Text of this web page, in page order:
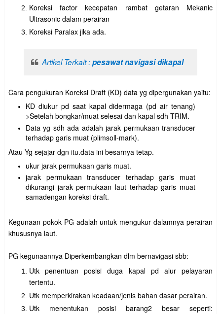
Koreksi factor kecepatan rambat getaran Mekanic
Ultrasonic dalam perairan
Koreksi Paralax jika ada.
Artikel Terkait :pesawat navigasi dikapal
Cara pengukuran Koreksi Draft (KD) data yg dipergunakan yaitu:
KD diukur pd saat kapal didermaga (pd air tenang)
>Setelah bongkar/muat selesai dan kapal sdh TRIM.
Data yg sdh ada adalah jarak permukaan transducer
terhadap garis muat (plimsoll-mark).
Atau Yg sejajar dgn itu.data ini besarnya tetap.
ukur jarak permukaan garis muat.
jarak permukaan transducer terhadap garis muat
dikurangi jarak permukaan laut terhadap garis muat
samadengan koreksi draft.
Kegunaan pokok PG adalah untuk mengukur dalamnya perairan
khususnya laut.
PG kegunaannya Diperkembangkan dlm bernavigasi sbb:
Utk penentuan posisi duga kapal pd alur pelayaran
tertentu.
Utk memperkirakan keadaan/jenis bahan dasar perairan.
Utk menentukan posisi barang2 besar seperti: